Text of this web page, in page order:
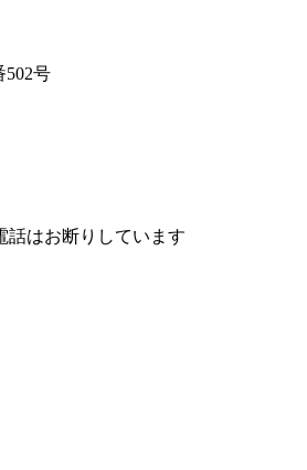
502号
話はお断りしています